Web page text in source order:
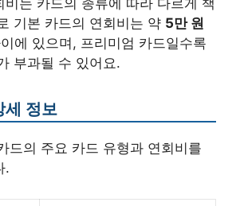
비는 카드의 종류에 따라 다르게 책
기본 카드의 연회비는 약 5만 원
에 있으며, 프리미엄 카드일수록
부과될 수 있어요.
세 정보
드의 주요 카드 유형과 연회비를
.